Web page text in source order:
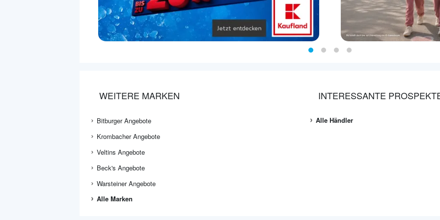
WEITERE MARKEN
Bitburger Angebote
Krombacher Angebote
Veltins Angebote
Beck's Angebote
Warsteiner Angebote
Alle Marken
INTERESSANTE
Alle Händler